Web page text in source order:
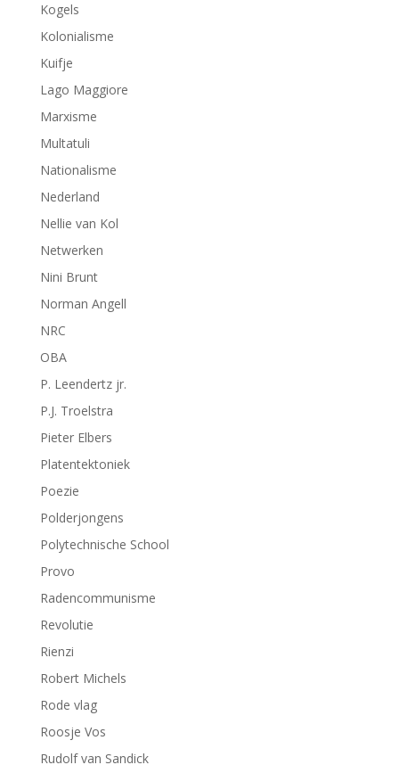
Kogels
Kolonialisme
Kuifje
Lago Maggiore
Marxisme
Multatuli
Nationalisme
Nederland
Nellie van Kol
Netwerken
Nini Brunt
Norman Angell
NRC
OBA
P. Leendertz jr.
P.J. Troelstra
Pieter Elbers
Platentektoniek
Poezie
Polderjongens
Polytechnische School
Provo
Radencommunisme
Revolutie
Rienzi
Robert Michels
Rode vlag
Roosje Vos
Rudolf van Sandick